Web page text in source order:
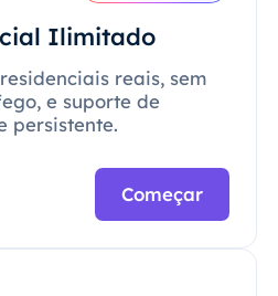
Ilimitado
reais, sem
e suporte de
persistente.
Começar